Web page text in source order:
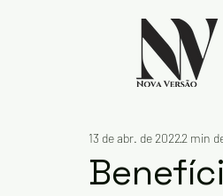
13 de abr. de 20222 min